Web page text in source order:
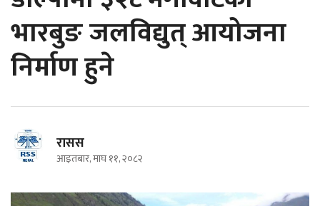
भारबुङ जलविद्युत् आयोजना
निर्माण हुने
रासस
आइतबार, माघ ११, २०८२